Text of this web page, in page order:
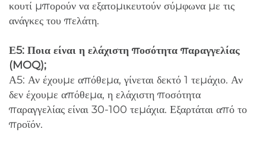
κουτί μπορούν να εξατομικευτούν σύμφωνα με τις
ανάγκες του πελάτη.
Ε5: Ποια είναι η ελάχιστη ποσότητα παραγγελίας
(MOQ);
Α5: Αν έχουμε απόθεμα, γίνεται δεκτό 1 τεμάχιο. Αν
δεν έχουμε απόθεμα, η ελάχιστη ποσότητα
παραγγελίας είναι 30-100 τεμάχια. Εξαρτάται από το
προϊόν.